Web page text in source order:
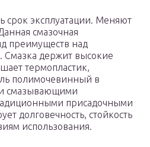
срок эксплуатации. Меняют
смазочная
преимуществ над
Смазка держит высокие
термопластик,
полимочевинный в
смазывающими
присадочными
долговечность, стойкость
использования.